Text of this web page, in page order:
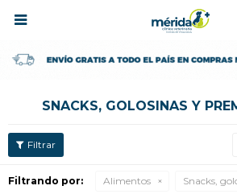

SNACKS, GOLOSINAS Y
Filtrando por: Alimentos
Snacks,